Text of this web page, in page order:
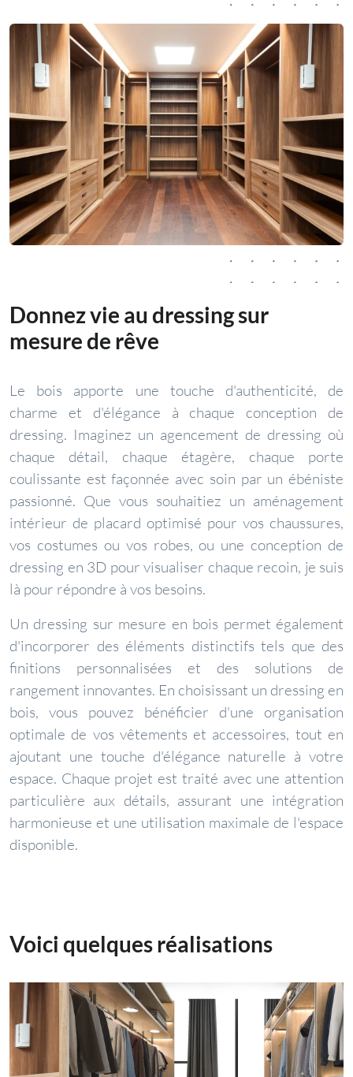
Donnez vie au dressing sur
mesure de rêve
Le bois apporte une touche d'authenticité, de
charme et d'élégance à chaque conception de
dressing. Imaginez un agencement de dressing où
chaque détail, chaque étagère, chaque porte
coulissante est façonnée avec soin par un ébéniste
passionné. Que vous souhaitiez un aménagement
intérieur de placard optimisé pour vos chaussures,
vos costumes ou vos robes, ou une conception de
dressing en 3D pour visualiser chaque recoin, je suis
là pour répondre à vos besoins.
Un dressing sur mesure en bois permet également
d'incorporer des éléments distinctifs tels que des
finitions personnalisées et des solutions de
rangement innovantes. En choisissant un dressing en
bois, vous pouvez bénéficier d'une organisation
optimale de vos vêtements et accessoires, tout en
ajoutant une touche d'élégance naturelle à votre
espace. Chaque projet est traité avec une attention
particulière aux détails, assurant une intégration
harmonieuse et une utilisation maximale de l'espace
disponible.
Voici quelques réalisations